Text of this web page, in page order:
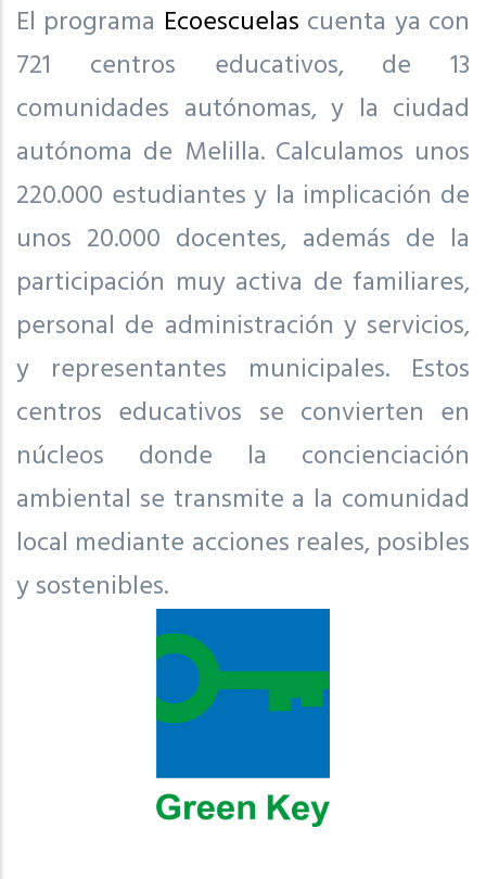
El programa Ecoescuelas cuenta ya con
721 centros educativos, de 13
comunidades autónomas, y la ciudad
autónoma de Melilla. Calculamos unos
220.000 estudiantes y la implicación de
unos 20.000 docentes, además de la
participación muy activa de familiares,
personal de administración y servicios,
y representantes municipales. Estos
centros educativos se convierten en
núcleos donde la concienciación
ambiental se transmite a la comunidad
local mediante acciones reales, posibles
y sostenibles.